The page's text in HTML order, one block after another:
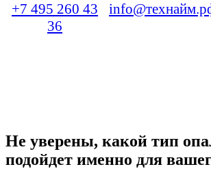
+7 495 260 43
36
Не уверены, какой тип
подойдет именно для